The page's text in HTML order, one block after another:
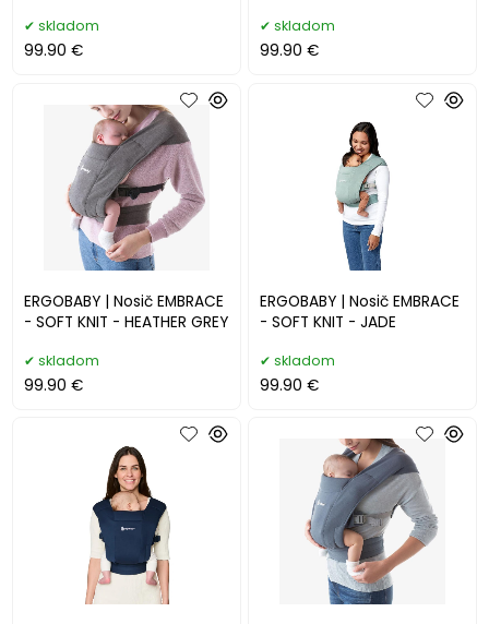
skladom
99.90 €
skladom
99.90 €
ERGOBABY | Nosič EMBRACE
- SOFT KNIT - HEATHER GREY
skladom
99.90 €
ERGOBABY | Nosič EMBRACE
- SOFT KNIT - JADE
skladom
99.90 €